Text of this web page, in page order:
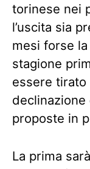
torinese nei
l’uscita sia
mesi forse
stagione
essere tirato
declinazione
proposte in
La prima